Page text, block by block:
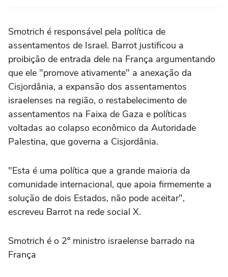
Smotrich é responsável pela política de
assentamentos de Israel. Barrot justificou a
proibição de entrada dele na França argumentando
que ele "promove ativamente" a anexação da
Cisjordânia, a expansão dos assentamentos
israelenses na região, o restabelecimento de
assentamentos na Faixa de Gaza e políticas
voltadas ao colapso econômico da Autoridade
Palestina, que governa a Cisjordânia.
"Esta é uma política que a grande maioria da
comunidade internacional, que apoia firmemente a
solução de dois Estados, não pode aceitar",
escreveu Barrot na rede social X.
Smotrich é o 2º ministro israelense barrado na
França